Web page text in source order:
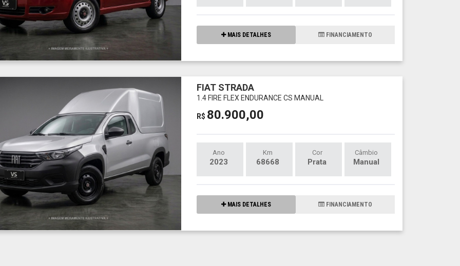
MAIS DETALHES FINANCIAMENTO
FIAT STRADA
1.4 FIRE FLEX ENDURANCE CS MANUAL
R$ 80.900,00
Ano
2023
Km
68668
Cor
Prata
Câmbio
Manual
MAIS DETALHES FINANCIAMENTO